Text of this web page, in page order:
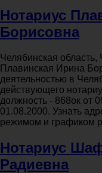
Нотариус
Борисовна
Челябинская область,
Плавинская Ирина
деятельностью в
действующего
должность - 868ок от
01.08.2000. Узнать
режимом и графиком
Нотариус
Радиевна